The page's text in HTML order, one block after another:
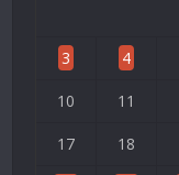
3 4
10 11
17 18